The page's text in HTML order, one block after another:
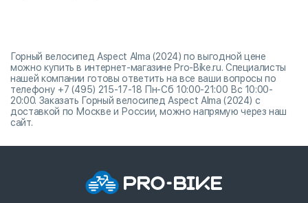
Горный велосипед Aspect Alma (2024) по выгодной цене
можно купить в интернет-магазине Pro-Bike.ru. Специалисты
нашей компании готовы ответить на все ваши вопросы по
телефону +7 (495) 215-17-18 Пн-Сб 10:00-21:00 Вс 10:00-
20:00. Заказать Горный велосипед Aspect Alma (2024) с
доставкой по Москве и России, можно напрямую через наш
сайт.